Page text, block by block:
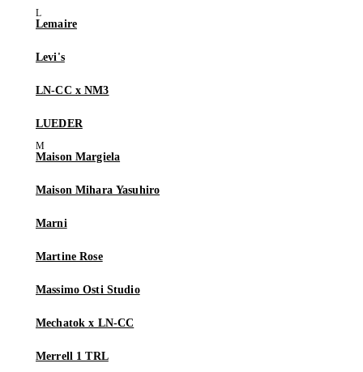
Lemaire
Levi's
LN-CC x NM3
LUEDER
Maison Margiela
Maison Mihara Yasuhiro
Marni
Martine Rose
Massimo Osti Studio
Mechatok x LN-CC
Merrell 1 TRL